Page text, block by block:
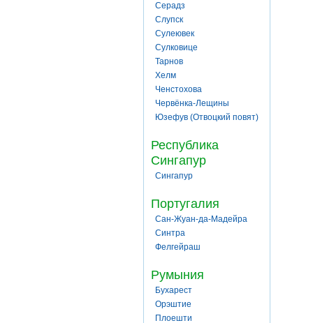
Серадз
Слупск
Сулеювек
Сулковице
Тарнов
Хелм
Ченстохова
Червёнка-Лещины
Юзефув (Отвоцкий повят)
Республика
Сингапур
Сингапур
Португалия
Сан-Жуан-да-Мадейра
Синтра
Фелгейраш
Румыния
Бухарест
Орэштие
Плоешти